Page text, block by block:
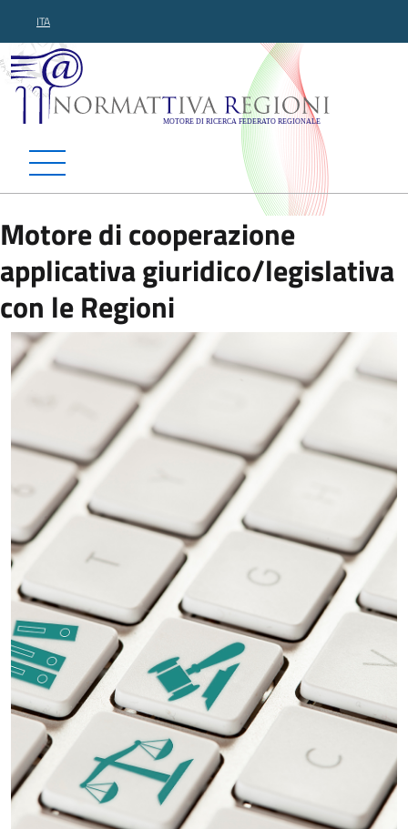
ITA
Normattiva Regioni -
Motore di cooperazione
applicativa giuridico/legislativa
con le Regioni